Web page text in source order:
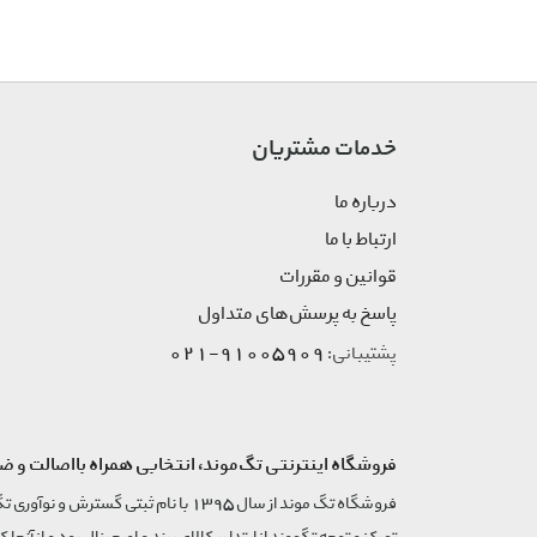
La Rive
Larsi Luan
Mante
Marco Serussi
Mavala
Nuevo Level
Paco Rabanne
خدمات مشتریان
درباره ما
ارتباط با ما
قوانین و مقررات
پاسخ به پرسش‌های متداول
پشتیبانی: 91005909-021
فروشگاه اینترنتی تگ‌موند، انتخابی همراه بااصالت و